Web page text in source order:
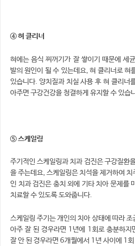
④ 혀 클리너
혀에는 음식 찌꺼기가 잘 쌓이기 때문에 세
발의 원인이 될 수 있는데요, 혀 클리너로 혀
있습니다. 양치질과 치실 사용 후 혀 클리너
아주면 구강건강을 청결하게 유지할 수 있습
⑤ 스케일링
주기적인 스케일링과 치과 검진은 구강질환
을 주는데요, 스케일링은 치석을 제거하여
인 치과 검진은 충치 외에 기타 치아 문제를
치료할 수 있도록 도와줍니다.
스케일링 주기는 개인의 치아 상태에 따라
아주 잘 된 경우라면 1년에 1회로 충분하지
잘 안 된 경우라면 6개월에서 1년 사이에 1